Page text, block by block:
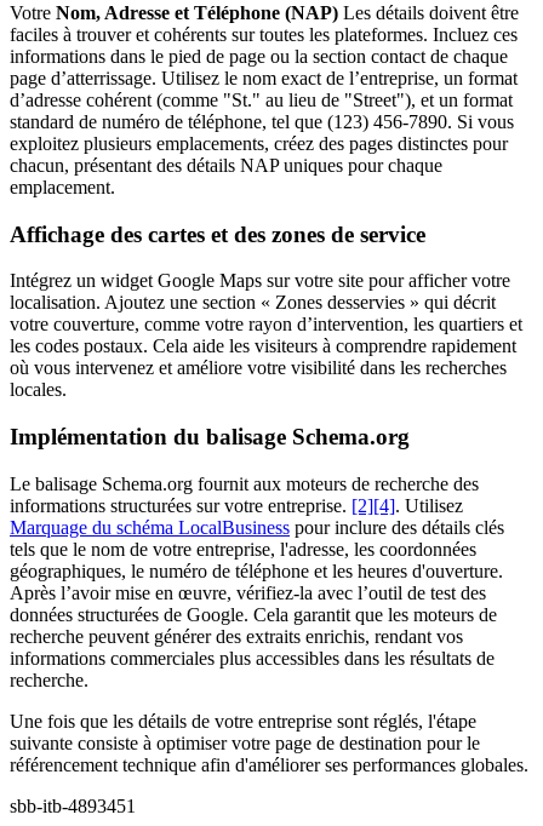
Votre Nom, Adresse et Téléphone (NAP) Les détails doivent être
faciles à trouver et cohérents sur toutes les plateformes. Incluez ces
informations dans le pied de page ou la section contact de chaque
page d’atterrissage. Utilisez le nom exact de l’entreprise, un format
d’adresse cohérent (comme "St." au lieu de "Street"), et un format
standard de numéro de téléphone, tel que (123) 456-7890. Si vous
exploitez plusieurs emplacements, créez des pages distinctes pour
chacun, présentant des détails NAP uniques pour chaque
emplacement.
Affichage des cartes et des zones de service
Intégrez un widget Google Maps sur votre site pour afficher votre
localisation. Ajoutez une section « Zones desservies » qui décrit
votre couverture, comme votre rayon d’intervention, les quartiers et
les codes postaux. Cela aide les visiteurs à comprendre rapidement
où vous intervenez et améliore votre visibilité dans les recherches
locales.
Implémentation du balisage Schema.org
Le balisage Schema.org fournit aux moteurs de recherche des
informations structurées sur votre entreprise. [2][4]. Utilisez
Marquage du schéma LocalBusiness pour inclure des détails clés
tels que le nom de votre entreprise, l'adresse, les coordonnées
géographiques, le numéro de téléphone et les heures d'ouverture.
Après l’avoir mise en œuvre, vérifiez-la avec l’outil de test des
données structurées de Google. Cela garantit que les moteurs de
recherche peuvent générer des extraits enrichis, rendant vos
informations commerciales plus accessibles dans les résultats de
recherche.
Une fois que les détails de votre entreprise sont réglés, l'étape
suivante consiste à optimiser votre page de destination pour le
référencement technique afin d'améliorer ses performances globales.
sbb-itb-4893451